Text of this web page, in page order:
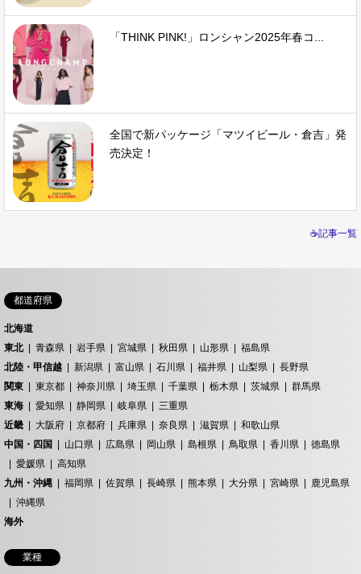
「THINK PINK!」ロンシャン2025年春コ...
全国で新パッケージ「マツイビール・倉吉」発
売決定！
☕記事一覧
都道府県
北海道
東北
青森県 岩手県 宮城県 秋田県 山形県
福島県
北陸・甲信越
新潟県 富山県 石川県 福井県 山梨県
長野県
関東
東京都 神奈川県 埼玉県 千葉県 栃木県 茨城県
群馬県
東海
愛知県 静岡県 岐阜県
三重県
近畿
大阪府 京都府 兵庫県 奈良県 滋賀県
和歌山県
中国・四国
山口県 広島県 岡山県 島根県 鳥取県 香川県
徳島県
愛媛県
高知県
九州・沖縄
福岡県 佐賀県 長崎県 熊本県 大分県 宮崎県
鹿児島県
沖縄県
海外
業種